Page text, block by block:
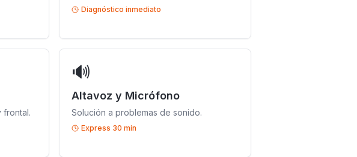
Diagnóstico inmediato
frontal.
🔊
Altavoz y Micrófono
Solución a problemas de sonido.
Express 30 min